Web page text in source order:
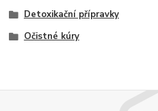
Detoxikační přípravky
Očistné kúry